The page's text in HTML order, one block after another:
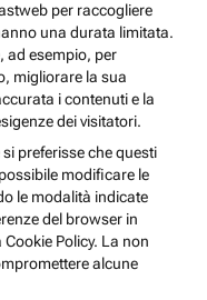
per raccogliere
una durata limitata.
ad esempio, per
migliorare la sua
i contenuti e la
dei visitatori.
preferisse che questi
modificare le
le modalità indicate
del browser in
Policy. La non
alcune